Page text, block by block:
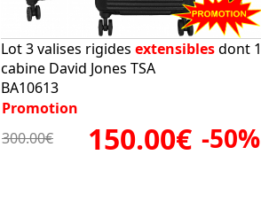
Lot 3 valises rigides extensiblesdont 1
cabine David Jones TSA
BA10613
Promotion
300.00€
150.00€ -50%